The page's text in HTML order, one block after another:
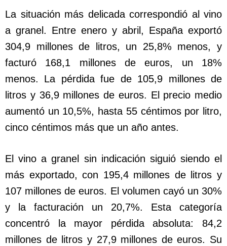
La situación más delicada correspondió al vino
a granel. Entre enero y abril, España exportó
304,9 millones de litros, un 25,8% menos, y
facturó 168,1 millones de euros, un 18%
menos. La pérdida fue de 105,9 millones de
litros y 36,9 millones de euros. El precio medio
aumentó un 10,5%, hasta 55 céntimos por litro,
cinco céntimos más que un año antes.
El vino a granel sin indicación siguió siendo el
más exportado, con 195,4 millones de litros y
107 millones de euros. El volumen cayó un 30%
y la facturación un 20,7%. Esta categoría
concentró la mayor pérdida absoluta: 84,2
millones de litros y 27,9 millones de euros. Su